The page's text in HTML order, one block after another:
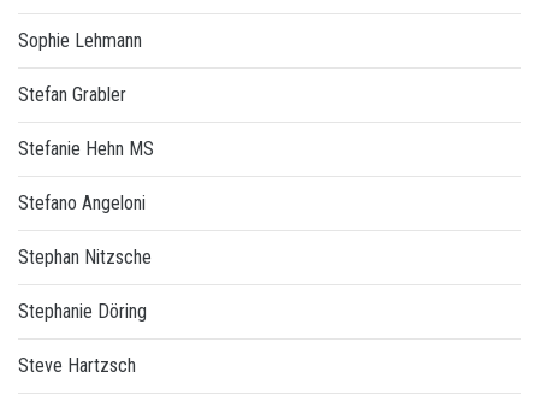
Sophie Lehmann
Stefan Grabler
Stefanie Hehn MS
Stefano Angeloni
Stephan Nitzsche
Stephanie Döring
Steve Hartzsch